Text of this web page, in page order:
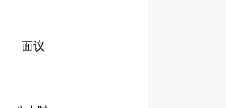
面议